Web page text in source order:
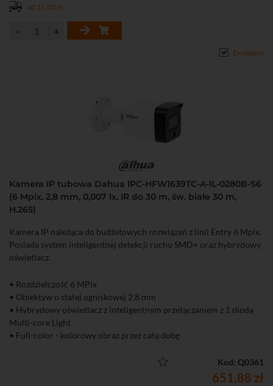
od 11,00 zł
Dostępny
Kamera IP tubowa Dahua IPC-HFW1639TC-A-IL-0280B-S6
(6 Mpix, 2,8 mm, 0,007 lx, IR do 30 m, św. białe 30 m,
H.265)
Kamera IP należąca do budżetowych rozwiązań z linii Entry 6 Mpix.
Posiada system inteligentnej detekcji ruchu SMD+ oraz hybrydowy
oświetlacz.
• Rozdzielczość 6 MPix
• Obiektyw o stałej ogniskowej 2,8 mm
• Hybrydowy oświetlacz z inteligentnym przełączaniem z 1 diodą
Multi-core Light
• Full-color - kolorowy obraz przez całą dobę
• Funkcje obrazu: D-WDR, 3D-DNR, BLC, HLC, tryb korytarzowy
Kod: Q0361
651,88 zł